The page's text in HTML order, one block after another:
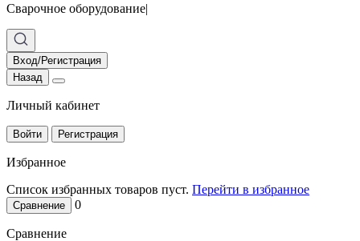
Сварочное оборудование|
Вход/Регистрация
Назад
Личный кабинет
Войти Регистрация
Избранное
Список избранных товаров пуст. Перейти в избранное
Сравнение 0
Сравнение